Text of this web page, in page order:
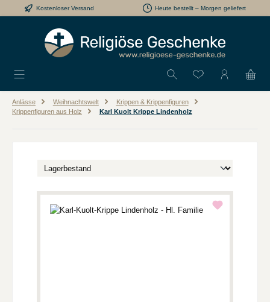
Zum Hauptinhalt springen
Kostenloser Versand Heute bestellt – Morgen geliefert
Du hast 0
Anlässe Weihnachtswelt
Krippen & Krippenfiguren
Krippenfiguren aus Holz
Karl Kuolt Krippe Lindenholz